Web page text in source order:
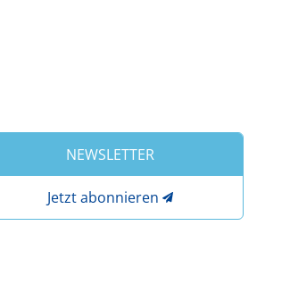
NEWSLETTER
Jetzt abonnieren